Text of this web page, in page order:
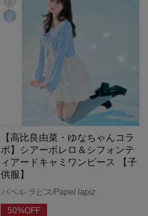
【高比良由菜・ゆなちゃんコラ
ボ】シアーボレロ＆シフォンテ
ィアードキャミワンピース 【子
供服】
パペル ラピス/Papel lapiz
50%OFF